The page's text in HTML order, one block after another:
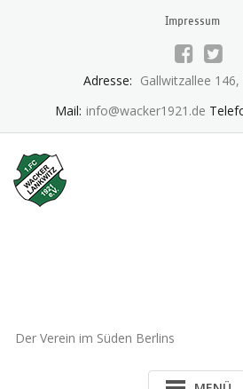
Impressum
Adresse: Gallwitzallee
Mail: info@wacker1921.de
Der Verein im Süden Berlins